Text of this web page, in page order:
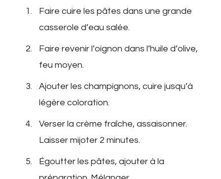
Faire cuire les pâtes dans une grande
casserole d’eau salée.
Faire revenir l’oignon dans l’huile d’olive,
feu moyen.
Ajouter les champignons, cuire jusqu’à
légère coloration.
Verser la crème fraîche, assaisonner.
Laisser mijoter 2 minutes.
Égoutter les pâtes, ajouter à la